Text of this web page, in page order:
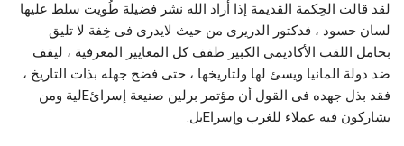
لقد قالت الحِكمة القديمة إذا أراد الله نشر فضيلة طُويت سلط عليها
لسان حسود ، فدكتور الدريرى من حيث لايدرى فى خِفة لا تليق
بحامل اللقب الأكاديمى الكبير طفف كل المعايير المعرفية ، ليقف
ضد دولة المانيا ويسئ لها ولتاريخها ، حتى فضح جهله بذات التاريخ ،
فقد بذل جهده فى القول أن مؤتمر برلين صنيعة إسرائEلية ومن
يشاركون فيه عملاء للغرب وإسراEيل.